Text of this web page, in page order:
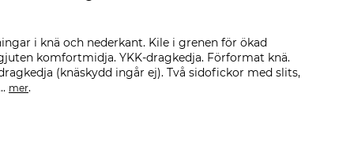
i knä och nederkant. Kile i grenen för ökad
komfortmidja. YKK-dragkedja. Förformat knä.
(knäskydd ingår ej). Två sidofickor med slits,
mer.